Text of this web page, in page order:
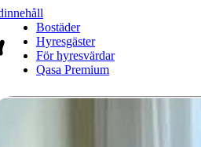
Bostäder
Hyresgäster
För hyresvärdar
Qasa Premium